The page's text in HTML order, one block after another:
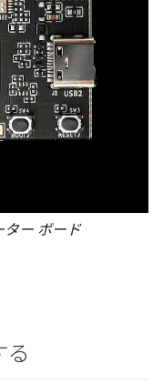
ター ボード
る